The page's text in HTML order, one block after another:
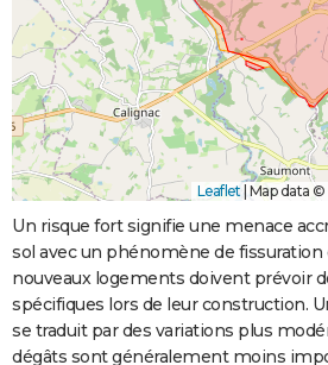
Leaflet Map data ©
Un risque fort signifie une menace
sol avec un phénomène de fissuration
nouveaux logements doivent prévoir
spécifiques lors de leur construction.
se traduit par des variations plus
dégâts sont généralement moins